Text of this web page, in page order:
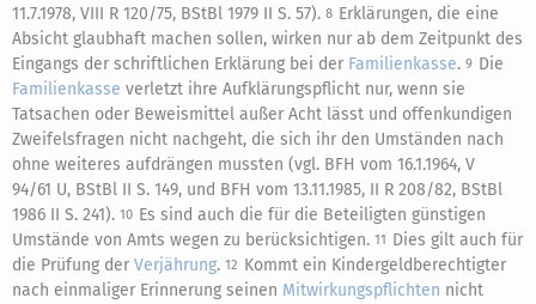
11.7.1978, VIII R 120/75, BStBl 1979 II S. 57). 8 Erklärungen, die eine
Absicht glaubhaft machen sollen, wirken nur ab dem Zeitpunkt des
Eingangs der schriftlichen Erklärung bei der Familienkasse. 9 Die
Familienkasse verletzt ihre Aufklärungspflicht nur, wenn sie
Tatsachen oder Beweismittel außer Acht lässt und offenkundigen
Zweifelsfragen nicht nachgeht, die sich ihr den Umständen nach
ohne weiteres aufdrängen mussten (vgl. BFH vom 16.1.1964, V
94/61 U, BStBl II S. 149, und BFH vom 13.11.1985, II R 208/82, BStBl
1986 II S. 241). 10 Es sind auch die für die Beteiligten günstigen
Umstände von Amts wegen zu berücksichtigen. 11 Dies gilt auch für
die Prüfung der Verjährung. 12 Kommt ein Kindergeldberechtigter
nach einmaliger Erinnerung seinen Mitwirkungspflichten nicht